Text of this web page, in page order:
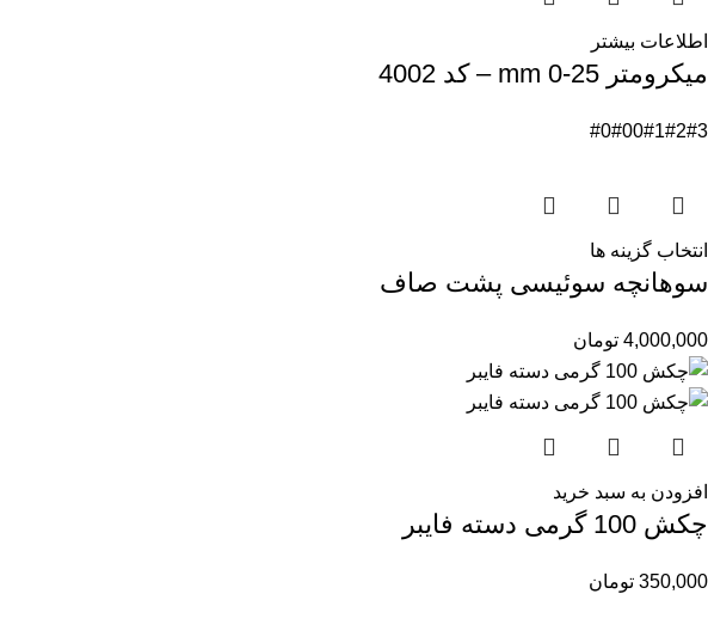
اطلاعات بیشتر
میکرومتر mm 0-25 – کد 4002
#0#00#1#2#3
انتخاب گزینه ها
سوهانچه سوئیسی پشت صاف
4,000,000 تومان
افزودن به سبد خرید
چکش 100 گرمی دسته فایبر
350,000 تومان